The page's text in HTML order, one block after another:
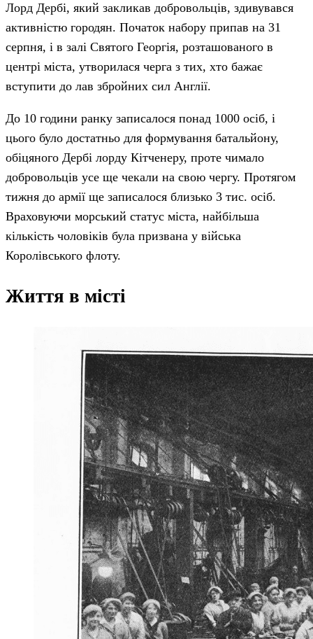
Лорд Дербі, який закликав добровольців, здивувався
активністю городян. Початок набору припав на 31
серпня, і в залі Святого Георгія, розташованого в
центрі міста, утворилася черга з тих, хто бажає
вступити до лав збройних сил Англії.
До 10 години ранку записалося понад 1000 осіб, і
цього було достатньо для формування батальйону,
обіцяного Дербі лорду Кітченеру, проте чимало
добровольців усе ще чекали на свою чергу. Протягом
тижня до армії ще записалося близько 3 тис. осіб.
Враховуючи морський статус міста, найбільша
кількість чоловіків була призвана у війська
Королівського флоту.
Життя в місті